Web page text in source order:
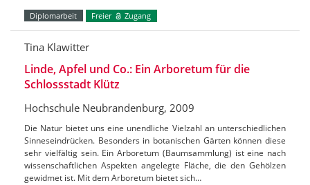
Diplomarbeit Freier Zugang
Tina Klawitter
Linde, Apfel und Co.: Ein Arboretum für die
Schlossstadt Klütz
Hochschule Neubrandenburg, 2009
Die Natur bietet uns eine unendliche Vielzahl an unterschiedlichen
Sinneseindrücken. Besonders in botanischen Gärten können diese
sehr vielfältig sein. Ein Arboretum (Baumsammlung) ist eine nach
wissenschaftlichen Aspekten angelegte Fläche, die den Gehölzen
gewidmet ist. Mit dem Arboretum bietet sich…